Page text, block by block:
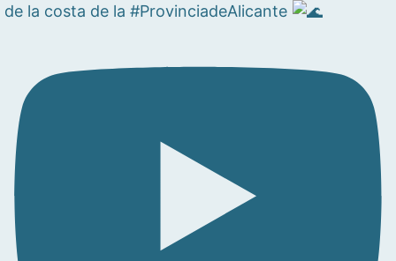
de la costa de la #ProvinciadeAlicante